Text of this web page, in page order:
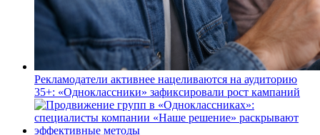
Рекламодатели активнее нацеливаются на аудиторию
35+: «Одноклассники» зафиксировали рост кампаний